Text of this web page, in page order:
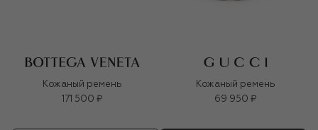
Кожаный ремень
171 500 ₽
Кожаный ремень
69 950 ₽